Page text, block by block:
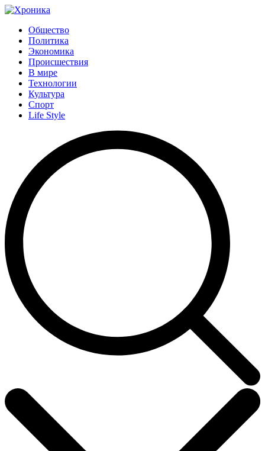
Общество
Политика
Экономика
Происшествия
В мире
Технологии
Культура
Спорт
Life Style